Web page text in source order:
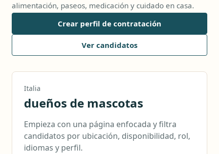
alimentación, paseos, medicación y cuidado en casa.
Crear perfil de contratación
Ver candidatos
Italia
dueños de mascotas
Empieza con una página enfocada y filtra
candidatos por ubicación, disponibilidad, rol,
idiomas y perfil.